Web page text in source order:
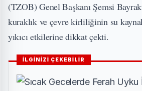
(TZOB) Genel Başkanı Şemsi
kuraklık ve çevre kirliliğinin su
yıkıcı etkilerine dikkat çekti.
İLGİNİZİ ÇEKEBİLİR